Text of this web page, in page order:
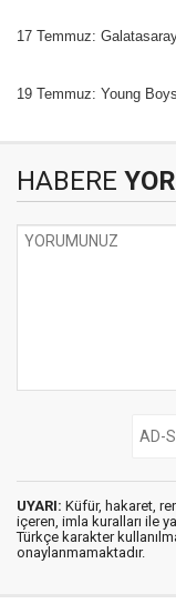
17 Temmuz:
19 Temmuz: Young
HABERE
UYARI: Küfür, hakaret,
içeren, imla kuralları ile
Türkçe karakter
onaylanmamaktadır.